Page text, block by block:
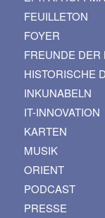
FEUILLETON
FOYER
FREUNDE DER
HISTORISCHE
INKUNABELN
IT-INNOVATION
KARTEN
MUSIK
ORIENT
PODCAST
PRESSE